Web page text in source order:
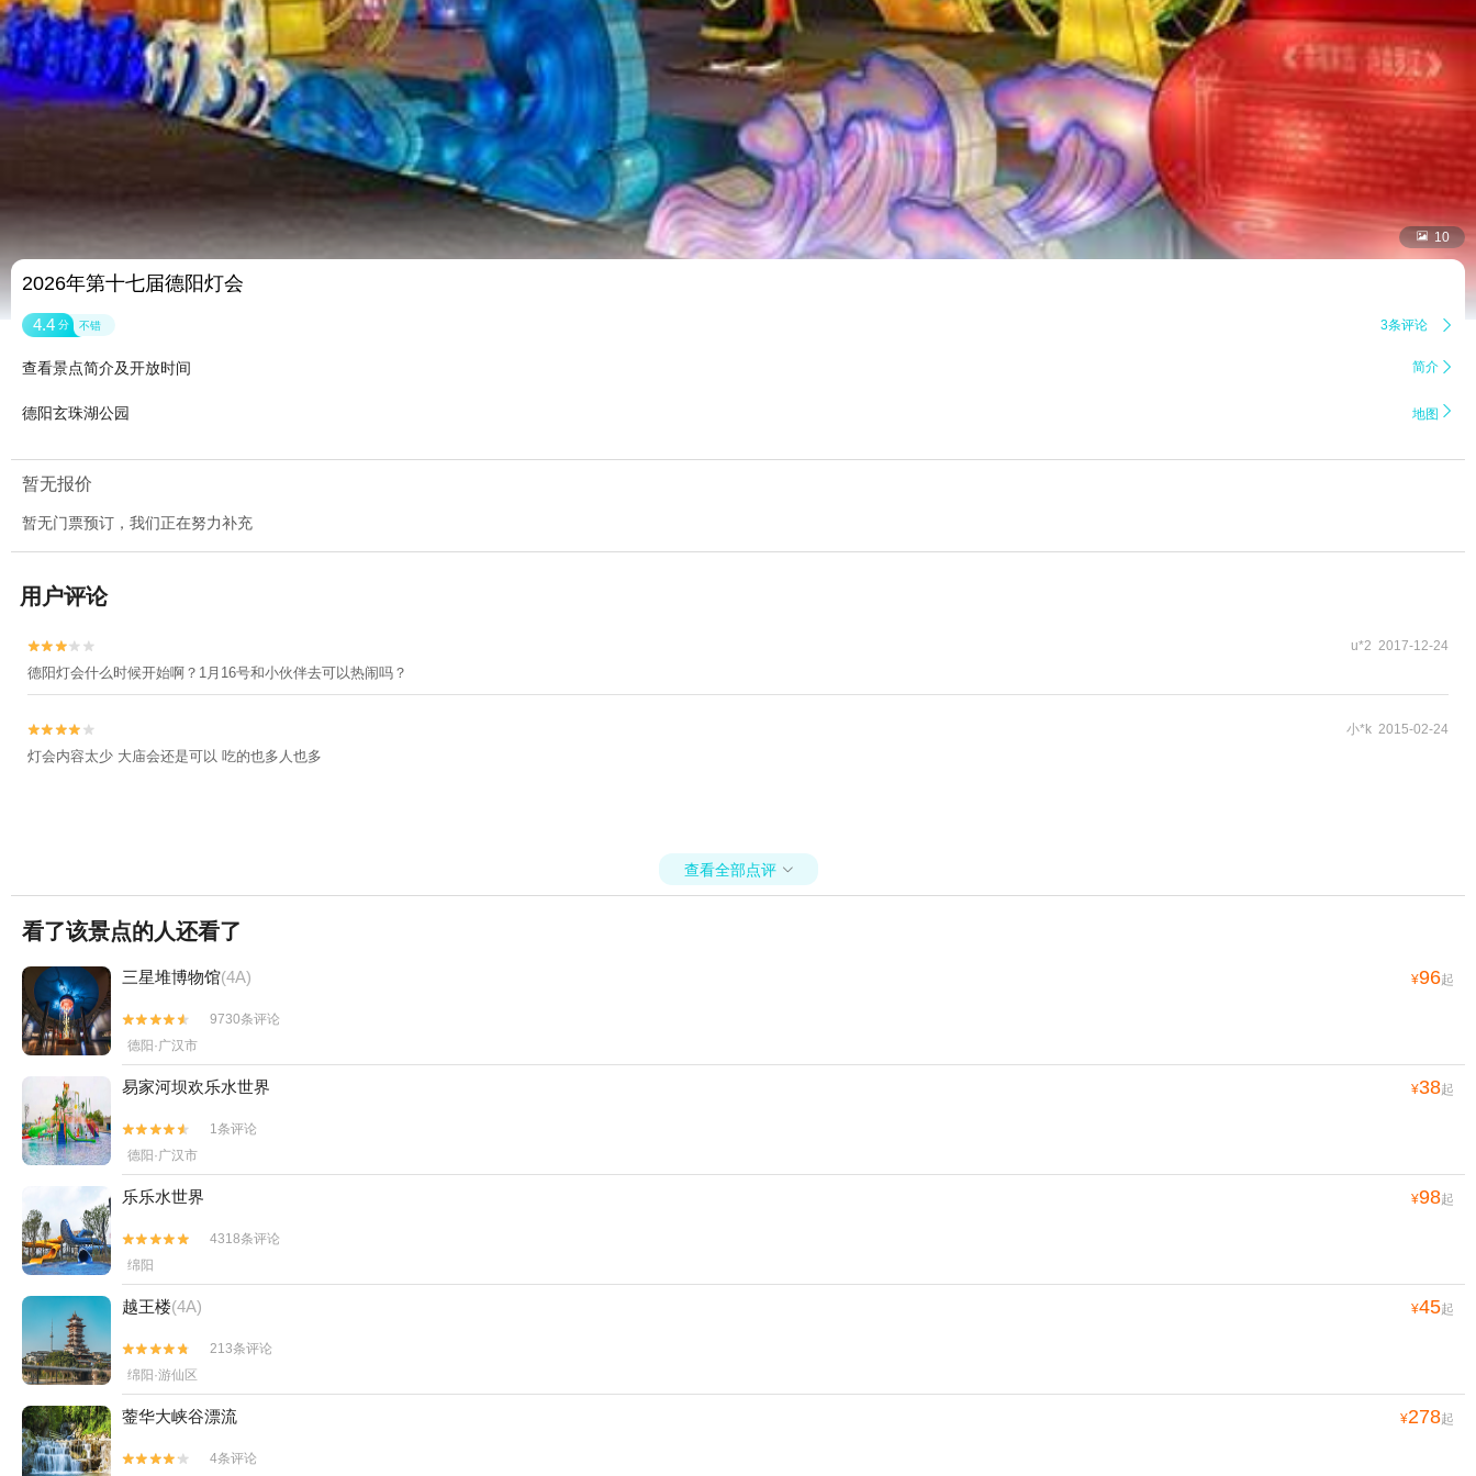
 10
2026年第十七届德阳灯会
4.4 分 不错 3条评论 
查看景点简介及开放时间 简介 
德阳玄珠湖公园 地图 
暂无报价
暂无门票预订，我们正在努力补充
用户评论

 u*2 2017-12-24
德阳灯会什么时候开始啊？1月16号和小伙伴去可以热闹吗？

 小*k 2015-02-24
灯会内容太少 大庙会还是可以 吃的也多人也多
查看全部点评 
看了该景点的人还看了
三星堆博物馆(4A) ¥96起


9730条评论
德阳·广汉市
易家河坝欢乐水世界 ¥38起


1条评论
德阳·广汉市
乐乐水世界 ¥98起


4318条评论
绵阳
越王楼(4A) ¥45起


213条评论
绵阳·游仙区
蓥华大峡谷漂流 ¥278起

 4条评论